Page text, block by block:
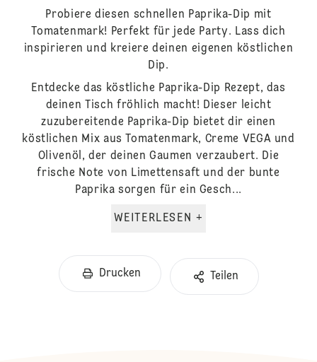
Probiere diesen schnellen Paprika-Dip mit
Tomatenmark! Perfekt für jede Party. Lass dich
inspirieren und kreiere deinen eigenen köstlichen
Dip.
Entdecke das köstliche Paprika-Dip Rezept, das
deinen Tisch fröhlich macht! Dieser leicht
zuzubereitende Paprika-Dip bietet dir einen
köstlichen Mix aus Tomatenmark, Creme VEGA und
Olivenöl, der deinen Gaumen verzaubert. Die
frische Note von Limettensaft und der bunte
Paprika sorgen für ein Gesch...
WEITERLESEN +
Drucken Teilen